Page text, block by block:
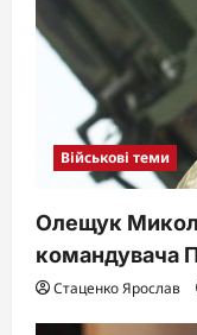
Військові теми
Олещук
командувача
Стаценко Ярослав